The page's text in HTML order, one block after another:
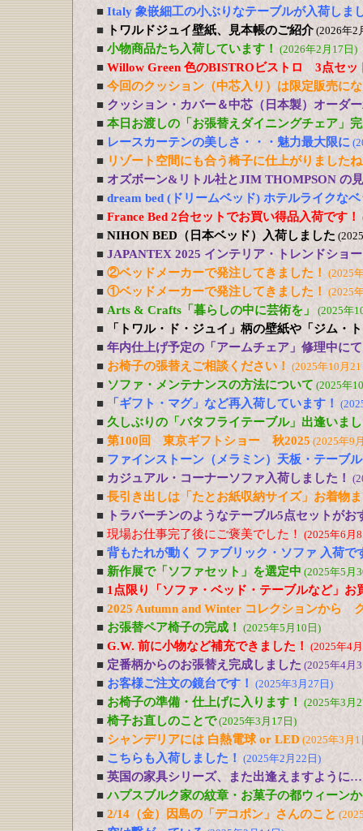
■ Italy 象嵌細工の小ぶりなテーブルが入荷しま
■
トワルドジュイ壁紙、見本帳のご紹介 (2026年2
■ 小物商品たち入荷しています！ (2026年2月17日)
■ Willow Green 色のBISTROビストロ 3点セッ
■ 今回のクッション（中芯入り）は限定販売に
■ クッション・カバー＆中芯（日本製）オーダ
■ 本日お渡しの「お張替えダイニングチェア」
■ レースカーテンの美しさ・・・魅力最大限に
■ リゾート空間にも合う椅子に仕上がりましたね
■ オズボーン&リトル社とJIM THOMPSON の
■ dream bed (ドリームベッド) ホテルライクな
■ France Bed 2台セットでお買い得品入荷です！
■ NIHON BED（日本ベッド）入荷しました
■ JAPANTEX 2025 インテリア・トレンドショー
■ ②ベッドメーカーで発注してきました！ (2025
■ ①ベッドメーカーで発注してきました！ (2025
■ Arts & Crafts「暮らしの中に芸術を」 (2025年
■
「トワル・ド・ジュイ」柄の壁紙や「ジム・
■ 年内仕上げ予定の「アームチェア」修理中にて
■ お椅子の張替えご相談ください！ (2025年10月
■ ソファ・メンテナンスの方法について (2025年
■ 「ギフト・マグ」など再入荷しています！
■ 久しぶりの「バタフライテーブル」出逢いま
■ 第100回 東京ギフトショー 秋2025 (2025年9
■ ファインストーン（メラミン）天板・テーブ
■ カジュアル・コーナーソファ入荷しました！
■ 長引き出しは「たとお紙収納サイズ」お着物
■
トラバーチンのようなテーブル5点セットが
■ 現場お仕事完了後にご褒美でした！ (2025年6月
■ 背もたれが動く ファブリック・ソファ 入荷で
■ 新作展で「ソファセット」を選定中 (2025年5月
■ 1点限り「ソファ・ベッド・テーブルなど」お
■ 2025 Autumn and Winter コレクションから
■ お張替ペア椅子の完成！ (2025年5月10日)
■ G.W. 前に小物など補充できました！ (2025年4
■ 定番柄からのお張替え完成しました (2025年4月
■ お客様ご注文の鏡台です！ (2025年3月27日)
■ お椅子の準備・仕上げに入ります！ (2025年3月
■ 椅子お直しのことで(2025年3月17日)
■ シャンデリアには 白熱電球 or LED (2025年3月1
■ こちらも入荷しました！ (2025年2月22日)
■ 英国の家具シリーズ、また出逢えますように…
■ ハプスブルク家の紋章・お菓子の都ウィーン
■ 2/14（金）因島の「デコポン」さんのこと